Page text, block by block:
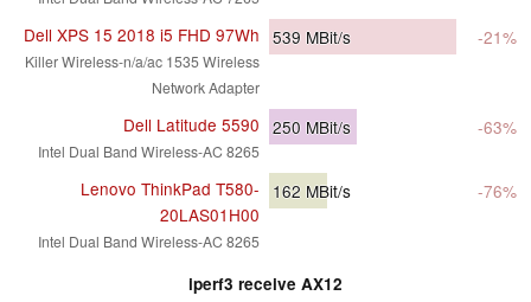
Dell XPS 15 2018 i5 FHD 97Wh
Killer Wireless-n/a/ac 1535 Wireless
Network Adapter
539 MBit/s -21%
Dell Latitude 5590
Intel Dual Band Wireless-AC 8265
250 MBit/s -63%
Lenovo ThinkPad T580-
20LAS01H00
Intel Dual Band Wireless-AC 8265
162 MBit/s -76%
iperf3 receive AX12